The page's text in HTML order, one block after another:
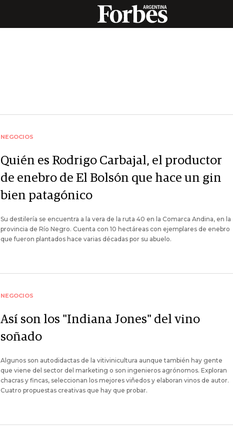
NEGOCIOS
Quién es Rodrigo Carbajal, el productor
de enebro de El Bolsón que hace un gin
bien patagónico
Su destilería se encuentra a la vera de la ruta 40 en la Comarca Andina, en la
provincia de Río Negro. Cuenta con 10 hectáreas con ejemplares de enebro
que fueron plantados hace varias décadas por su abuelo.
NEGOCIOS
Así son los "Indiana Jones" del vino
soñado
Algunos son autodidactas de la vitivinicultura aunque también hay gente
que viene del sector del marketing o son ingenieros agrónomos. Exploran
chacras y fincas, seleccionan los mejores viñedos y elaboran vinos de autor.
Cuatro propuestas creativas que hay que probar.